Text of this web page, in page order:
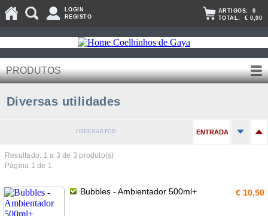
LOGIN
REGISTO
ARTIGOS: 0
TOTAL: € 0,00
PRODUTOS
Diversas utilidades
ORDENAR POR: ENTRADA
Resultado: 1 a 3 de 3 produto(s)
Página 1 de 1
Bubbles - Ambientador 500ml+ € 10,50